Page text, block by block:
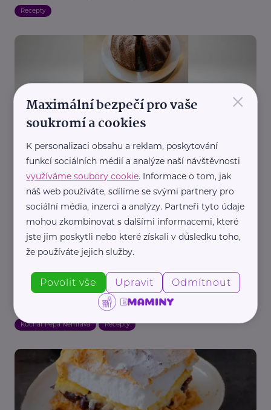
Recepty
Bábovkový makovec
Pepa Nemrava
Koblihy podle Pepy Nemravy
Kuchař Pepa Nemrava Recepty
×
Maximální bezpečí pro vaše
soukromí a cookies
K personalizaci obsahu a reklam, poskytování
funkcí sociálních médií a analýze naší návštěvnosti
využíváme soubory cookie. Informace o tom, jak
náš web používáte, sdílíme se svými partnery pro
sociální média, inzerci a analýzy. Partneři tyto údaje
mohou zkombinovat s dalšími informacemi, které
jste jim poskytli nebo které získali v důsledku toho,
že používáte jejich služby.
Povolit vše Upravit Odmítnout